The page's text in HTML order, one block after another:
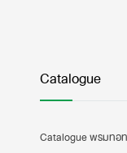
Catalogue
Catalogue พรมทอท